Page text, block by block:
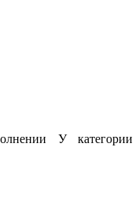
У категории